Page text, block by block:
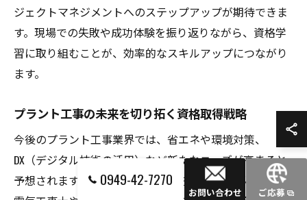
ジェクトマネジメントへのステップアップが期待できま
す。現場での失敗や成功体験を振り返りながら、資格学
習に取り組むことが、効率的なスキルアップにつながり
ます。
プラント工事の未来を切り拓く資格取得戦略
今後のプラント工事業界では、省エネや環境対策、
DX（デジタル技術の活用）など新たなニーズが高まると
予想されます。そのため、従来の施工管理技士に加え、
0949-42-7270
お問い合わせ ご応募